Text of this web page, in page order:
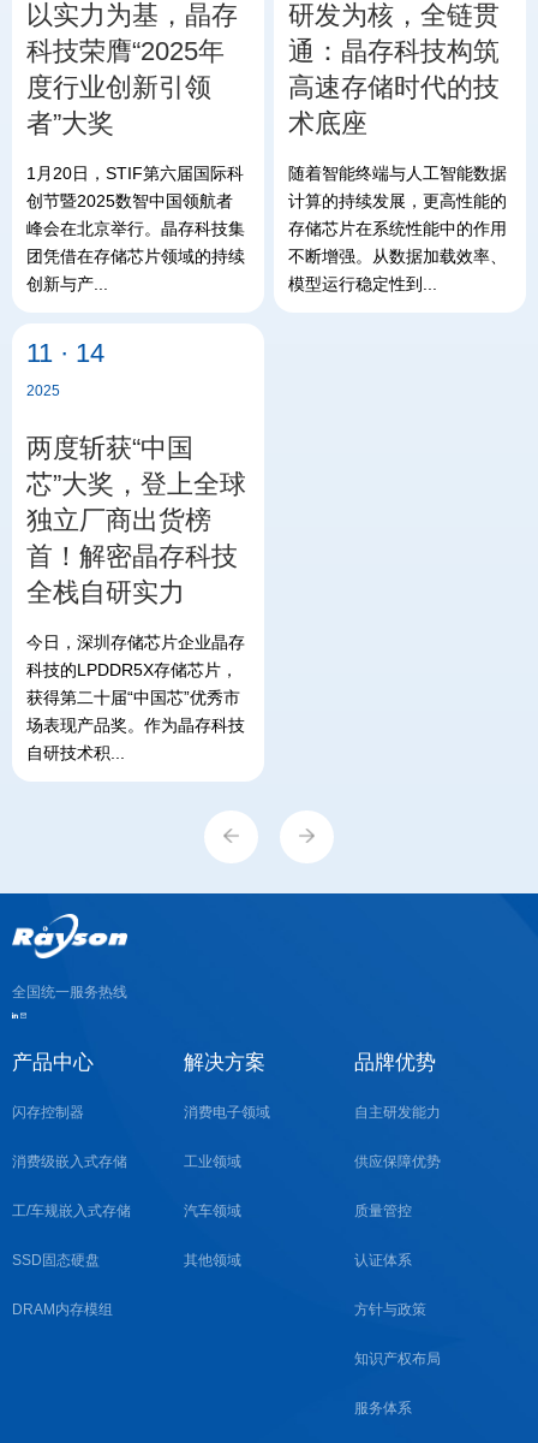
以实力为基，晶存
科技荣膺“2025年
度行业创新引领
者”大奖
1月20日，STIF第六届国际科
创节暨2025数智中国领航者
峰会在北京举行。晶存科技集
团凭借在存储芯片领域的持续
创新与产...
研发为核，全链贯
通：晶存科技构筑
高速存储时代的技
术底座
随着智能终端与人工智能数据
计算的持续发展，更高性能的
存储芯片在系统性能中的作用
不断增强。从数据加载效率、
模型运行稳定性到...
11 · 14
2025
两度斩获“中国
芯”大奖，登上全球
独立厂商出货榜
首！解密晶存科技
全栈自研实力
今日，深圳存储芯片企业晶存
科技的LPDDR5X存储芯片，
获得第二十届“中国芯”优秀市
场表现产品奖。作为晶存科技
自研技术积...
全国统一服务热线
产品中心
闪存控制器
消费级嵌入式存储
工/车规嵌入式存储
SSD固态硬盘
DRAM内存模组
解决方案
消费电子领域
工业领域
汽车领域
其他领域
品牌优势
自主研发能力
供应保障优势
质量管控
认证体系
方针与政策
知识产权布局
服务体系